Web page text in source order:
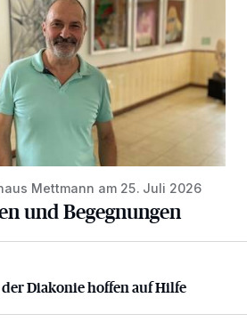
Mettmann am 25. Juli 2026
und Begegnungen
Diakonie hoffen auf Hilfe
Diakonie hoffen auf Hilfe